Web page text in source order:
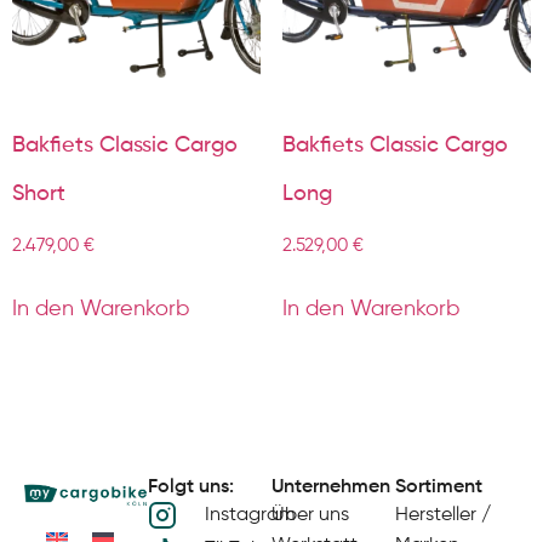
Bakfiets Classic Cargo
Short
2.479,00 €
In den Warenkorb
Bakfiets Classic Cargo
Long
2.529,00 €
In den Warenkorb
Folgt uns:
Instagram
Unternehmen
Über uns
Sortiment
Hersteller /